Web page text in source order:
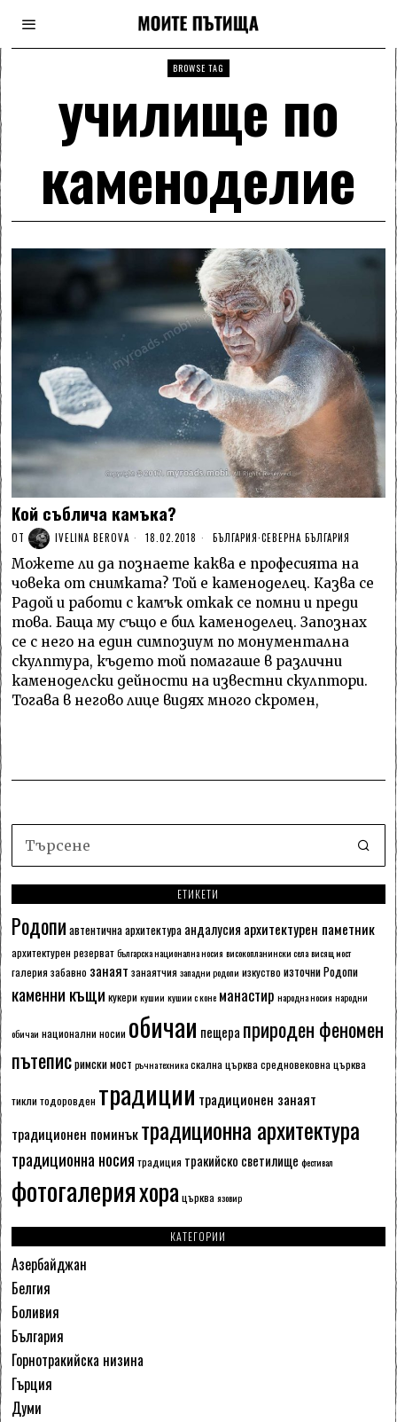
BROWSE TAG
училище по
каменоделие
Кой съблича камъка?
ОТ IVELINA BEROVA 18.02.2018 БЪЛГАРИЯ·СЕВЕРНА БЪЛГАРИЯ
Можете ли да познаете каква е професията на
човека от снимката? Той е каменоделец. Казва се
Радой и работи с камък откак се помни и преди
това. Баща му също е бил каменоделец. Запознах
се с него на един симпозиум по монументална
скулптура, където той помагаше в различни
каменоделски дейности на известни скулптори.
Тогава в негово лице видях много скромен,
ЕТИКЕТИ
Родопи автентична архитектура андалусия архитектурен паметник
архитектурен резерват българска национална носия високопланински села висящ мост
галерия забавно занаят занаятчия западни родопи изкуство източни Родопи
каменни къщи кукери кушии кушии с коне манастир народна носия народни
обичаи национални носии обичаи пещера природен феномен
пътеписримски мост ръчна техника скална църква средновековна църква
тикли тодоровден традиции традиционен занаят
традиционен поминъктрадиционна архитектура
традиционна носия традиция тракийско светилище фестивал
фотогалерияхора църква язовир
КАТЕГОРИИ
Азербайджан
Белгия
Боливия
България
Горнотракийска низина
Гърция
Думи